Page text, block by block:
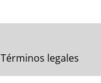
Términos legales